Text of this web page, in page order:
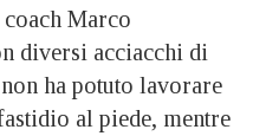
Marco
diversi acciacchi di
ha potuto lavorare
al piede, mentre